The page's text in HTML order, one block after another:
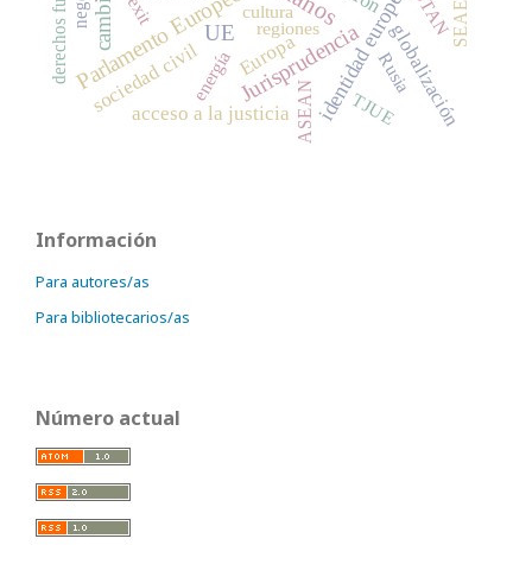
Parlamento Europeo
UEJurisprudenciaidentidad europea
Europa
acceso a la justicia globalización
sociedad civil
regiones
Rusia
cultura
energía
TJUE
OTANSEAE
ASEAN
Información
Para autores/as
Para bibliotecarios/as
Número actual